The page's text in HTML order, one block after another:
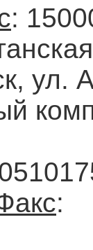
:
ул.
: